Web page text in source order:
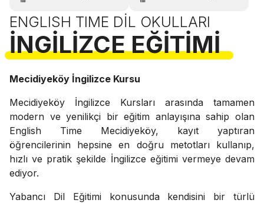
ENGLISH TIME DIL OKULLARI
İNGILIZCE EĞITIMI
Mecidiyeköy İngilizce Kursu
Mecidiyeköy İngilizce Kursları arasında tamamen
modern ve yenilikçi bir eğitim anlayışına sahip olan
English Time Mecidiyeköy, kayıt yaptıran
öğrencilerinin hepsine en doğru metotları kullanıp,
hızlı ve pratik şekilde İngilizce eğitimi vermeye devam
ediyor.
Yabancı Dil Eğitimi konusunda kendisini bir türlü